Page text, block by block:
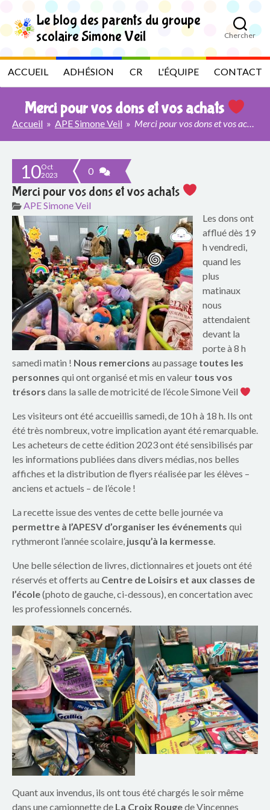
i
p
o
h
t
L
e
l
d
e
s
p
a
r
e
n
t
s
d
u
g
r
o
u
p
e
s
c
o
l
a
i
r
Le blog des parents du groupe
scolaire Simone Veil
Chercher
ACCUEIL ADHÉSION CR L'ÉQUIPE CONTACT
Merci pour vos dons et vos achats
Accueil » APE Simone Veil » Merci pour vos dons et vos achats
10Oct
2023
0
Merci pour vos dons et vos achats
APE Simone Veil
Les dons ont
afflué dès 19
h vendredi,
quand les
plus
matinaux
nous
attendaient
devant la
porte à 8 h
samedi matin ! Nous remercions au passage toutes les
personnes qui ont organisé et mis en valeur tous vos
trésors dans la salle de motricité de l’école Simone Veil
Les visiteurs ont été accueillis samedi, de 10 h à 18 h. Ils ont
été très nombreux, votre implication ayant été remarquable.
Les acheteurs de cette édition 2023 ont été sensibilisés par
les informations publiées dans divers médias, nos belles
affiches et la distribution de flyers réalisée par les élèves –
anciens et actuels – de l’école !
La recette issue des ventes de cette belle journée va
permettre à l’APESV d’organiser les événements qui
rythmeront l’année scolaire, jusqu’à la kermesse.
Une belle sélection de livres, dictionnaires et jouets ont été
réservés et offerts au Centre de Loisirs et aux classes de
l’école(photo de gauche, ci-dessous), en concertation avec
les professionnels concernés.
Quant aux invendus, ils ont tous été chargés le soir même
dans une camionnette de La Croix Rougede Vincennes